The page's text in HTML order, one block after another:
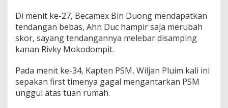
i
n
h
D
u
n
g
Di menit ke-27, Becamex Bin Duong mendapatkan
tendangan bebas, Ahn Duc hampir saja merubah
skor, sayang tendangannya melebar disamping
kanan Rivky Mokodompit.
Pada menit ke-34, Kapten PSM, Wiljan Pluim kali ini
sepakan first timenya gagal mengantarkan PSM
unggul atas tuan rumah.